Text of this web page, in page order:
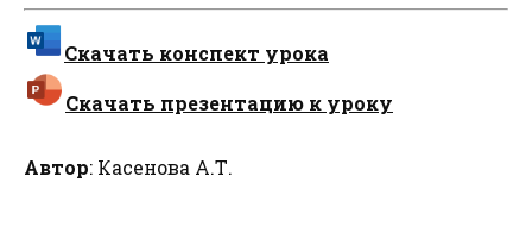
Скачать конспект урока
Скачать презентацию к уроку
Автор: Касенова А.Т.